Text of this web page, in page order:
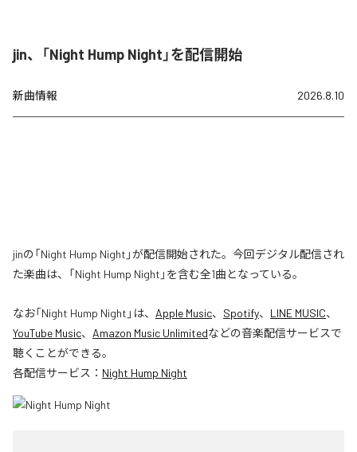
jin、「Night Hump Night」を配信開始
新曲情報 2026.8.10
jinの「Night Hump Night」が配信開始された。今回デジタル配信され
た楽曲は、「Night Hump Night」を含む全1曲となっている。
なお「Night Hump Night 」は、 Apple Music、 Spotify、 LINE MUSIC、
YouTube Music、 Amazon Music Unlimitedなどの音楽配信サービスで
聴くことができる。
各配信サービス： Night Hump Night